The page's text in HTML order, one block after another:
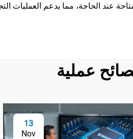
متاحة عند الحاجة، مما يدعم
عملية
13
Nov